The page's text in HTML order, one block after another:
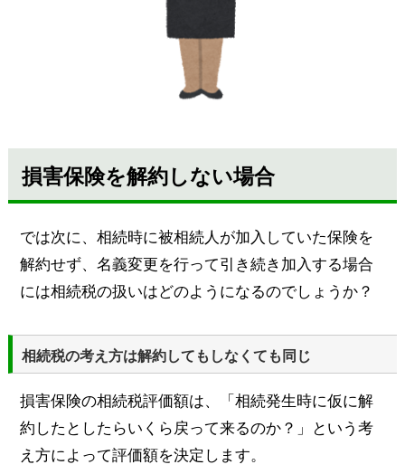
損害保険を解約しない場合
では次に、相続時に被相続人が加入していた保険を
解約せず、名義変更を行って引き続き加入する場合
には相続税の扱いはどのようになるのでしょうか？
相続税の考え方は解約してもしなくても同じ
損害保険の相続税評価額は、「相続発生時に仮に解
約したとしたらいくら戻って来るのか？」という考
え方によって評価額を決定します。